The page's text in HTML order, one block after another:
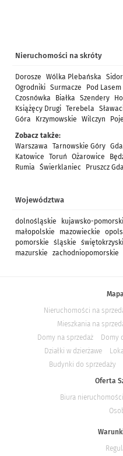
Nieruchomości na skróty
Dorosze Wólka Plebańska
Ogrodniki Surmacze Pod Lasem
Czosnówka
Białka Szendery
Książęcy Drugi Terebela
Góra
Krzymowskie Wilczyn
Zobacz także:
Warszawa
Tarnowskie Góry
Katowice
Toruń Ożarowice
Rumia
Świerklaniec Pruszcz
Województwa
dolnośląskie kujawsko-
małopolskie
mazowieckie
pomorskie
śląskie
mazurskie
zachodniopomorskie
Nieruchomości na
Mieszkania na
Domy na sprzedaż
Domy
Działki w dzierżawe
Budynki do sprzedaży
Oferta
Biura nieruchomości